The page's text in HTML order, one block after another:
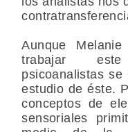
Aunque
trabajar
psicoanalistas
estudio de éste.
conceptos de
sensoriales